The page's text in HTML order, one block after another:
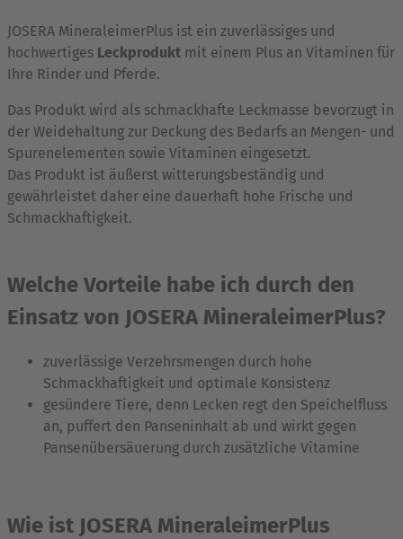
JOSERA MineraleimerPlus ist ein zuverlässiges und
hochwertiges Leckprodukt mit einem Plus an Vitaminen für
Ihre Rinder und Pferde.
Das Produkt wird als schmackhafte Leckmasse bevorzugt in
der Weidehaltung zur Deckung des Bedarfs an Mengen- und
Spurenelementen sowie Vitaminen eingesetzt.
Das Produkt ist äußerst witterungsbeständig und
gewährleistet daher eine dauerhaft hohe Frische und
Schmackhaftigkeit.
Welche Vorteile habe ich durch den
Einsatz von JOSERA MineraleimerPlus?
zuverlässige Verzehrsmengen durch hohe
Schmackhaftigkeit und optimale Konsistenz
gesündere Tiere, denn Lecken regt den Speichelfluss
an, puffert den Panseninhalt ab und wirkt gegen
Pansenübersäuerung durch zusätzliche Vitamine
Wie ist JOSERA MineraleimerPlus